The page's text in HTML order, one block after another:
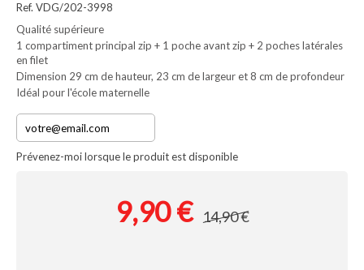
Ref. VDG/202-3998
Qualité supérieure
1 compartiment principal zip + 1 poche avant zip + 2 poches latérales
en filet
Dimension 29 cm de hauteur, 23 cm de largeur et 8 cm de profondeur
Idéal pour l'école maternelle
Prévenez-moi lorsque le produit est disponible
9,90 € 14,90 €